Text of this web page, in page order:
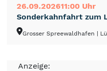
26.09.202611:00 Uhr
Sonderkahnfahrt zum
Grosser Spreewaldhafen |
Anzeige: